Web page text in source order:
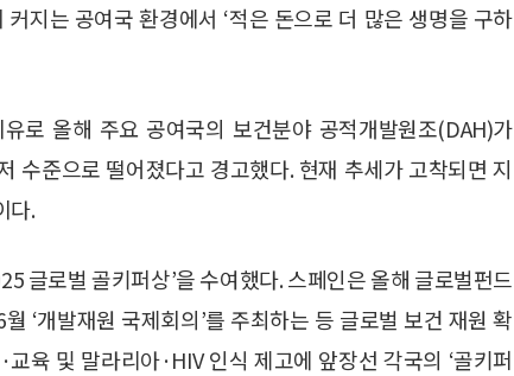
지는 공여국 환경에서 ‘적은 돈으로 더 많은 생명을 구하
로 올해 주요 공여국의 보건분야 공적개발원조(DAH)가
수준으로 떨어졌다고 경고했다. 현재 추세가 고착되면 지
다.
글로벌 골키퍼상’을 수여했다. 스페인은 올해 글로벌펀드
‘개발재원 국제회의’를 주최하는 등 글로벌 보건 재원 확
육 및 말라리아·HIV 인식 제고에 앞장선 각국의 ‘골키퍼